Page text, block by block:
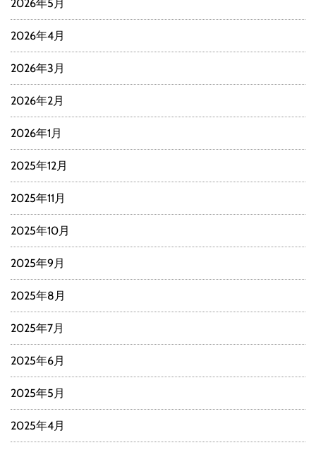
2026年5月
2026年4月
2026年3月
2026年2月
2026年1月
2025年12月
2025年11月
2025年10月
2025年9月
2025年8月
2025年7月
2025年6月
2025年5月
2025年4月